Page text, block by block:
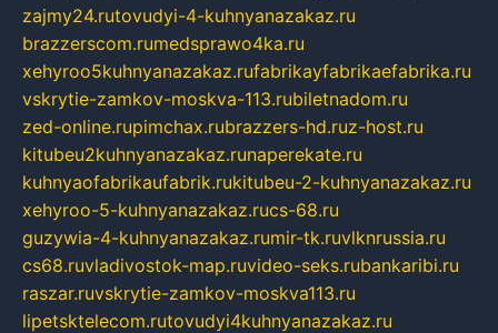
zajmy24.rutovudyi-4-kuhnyanazakaz.ru
brazzerscom.rumedsprawo4ka.ru
xehyroo5kuhnyanazakaz.rufabrikayfabrikaefabrika.ru
vskrytie-zamkov-moskva-113.rubiletnadom.ru
zed-online.rupimchax.rubrazzers-hd.ruz-host.ru
kitubeu2kuhnyanazakaz.runaperekate.ru
kuhnyaofabrikaufabrik.rukitubeu-2-kuhnyanazakaz.ru
xehyroo-5-kuhnyanazakaz.rucs-68.ru
guzywia-4-kuhnyanazakaz.rumir-tk.ruvlknrussia.ru
cs68.ruvladivostok-map.ruvideo-seks.rubankaribi.ru
raszar.ruvskrytie-zamkov-moskva113.ru
lipetsktelecom.rutovudyi4kuhnyanazakaz.ru